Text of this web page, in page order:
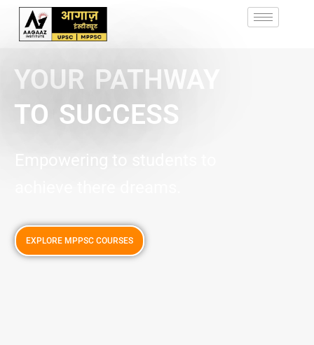
YOUR PATHWAY
TO SUCCESS
EXPLORE MPPSC COURSES